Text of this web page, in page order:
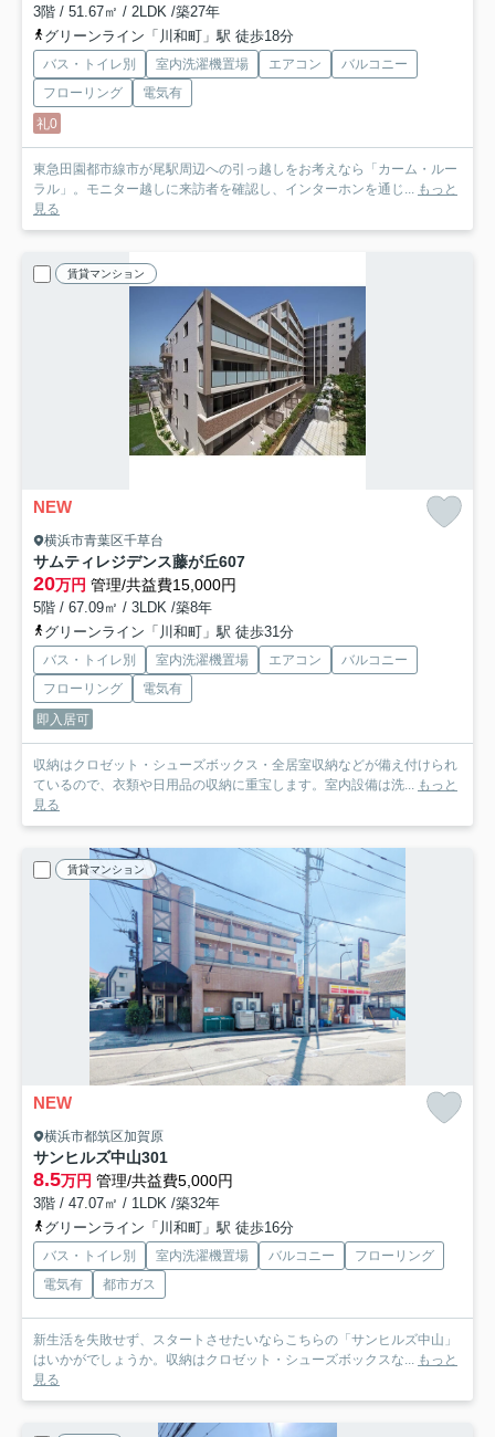
3階 / 51.67㎡ / 2LDK /築27年
グリーンライン「川和町」駅 徒歩18分
バス・トイレ別 室内洗濯機置場 エアコン
バルコニー
フローリング
電気有
礼0
東急田園都市線市が尾駅周辺への引っ越しをお考えなら「カーム・ルー
ラル」。モニター越しに来訪者を確認し、インターホンを通じ... もっと
見る
賃貸マンション
NEW
横浜市青葉区千草台
サムティレジデンス藤が丘607
20万円 管理/共益費15,000円
5階 / 67.09㎡ / 3LDK /築8年
グリーンライン「川和町」駅 徒歩31分
バス・トイレ別 室内洗濯機置場 エアコン
バルコニー
フローリング
電気有
即入居可
収納はクロゼット・シューズボックス・全居室収納などが備え付けられ
ているので、衣類や日用品の収納に重宝します。室内設備は洗... もっと
見る
賃貸マンション
NEW
横浜市都筑区加賀原
サンヒルズ中山301
8.5万円 管理/共益費5,000円
3階 / 47.07㎡ / 1LDK /築32年
グリーンライン「川和町」駅 徒歩16分
バス・トイレ別 室内洗濯機置場 バルコニー
フローリング
電気有
都市ガス
新生活を失敗せず、スタートさせたいならこちらの「サンヒルズ中山」
はいかがでしょうか。収納はクロゼット・シューズボックスな... もっと
見る